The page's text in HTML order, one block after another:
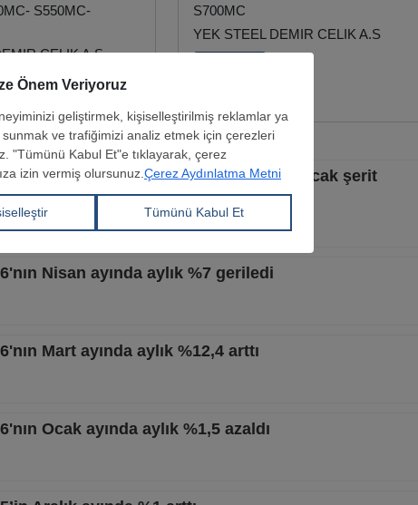
S550MC-
CELIK A.S
S700MC
YEK STEEL DEMIR CELIK A.S
Mayıs ayında aylık %3,1 geriledi, sıcak şerit
Nisan ayında aylık %7 geriledi
Mart ayında aylık %12,4 arttı
Ocak ayında aylık %1,5 azaldı